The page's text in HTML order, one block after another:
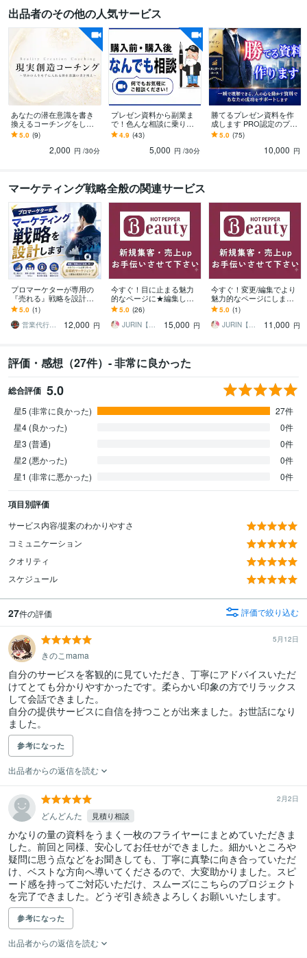
立教大学 2000年3月 ~ 2004年2月
語学力
英語
出品者のその他の人気サービス
あなたの潜在意識を書き
換えるコーチングをしま
す 新しいゴール、セルフ
イメージを獲得する現実
創造コーチング
5.0 (9)
2,000 円 /30分
プレゼン資料から副業ま
で！色んな相談に乗りま
す 私に答えられることな
ら何でも相談に乗りま
4.9 (43)
5,000 円 /30分
勝てるプレゼン資料を作
成します PRO認定のプレ
ゼン資料作成サービスを
お手軽に！
5.0 (75)
10,000 円
マーケティング戦略全般の関連サービス
プロマーケターが専用の
『売れる』戦略を設計し
ます モノ売り・コト売り
のプロが貴社専用に分析
から施策立案まで
5.0 (1)
営業代行・SNSのプロ 〜コアタクト〜
12,000 円
今すぐ！目に止まる魅力
的なページに★編集しま
す 丸投げ★24時間編集/運
用代行で予約したくなるH
PBサイトへ
5.0 (26)
JURIN【ジュリン】
15,000 円
今すぐ！変更/編集でより
魅力的なページにします
リピーター様限定サービ
ス（2回目以降）
5.0 (1)
JURIN【ジュリン】
11,000 円
評価・感想（27件）- 非常に良かった
総合評価 5.0
星5 (非常に良かった)
27件
星4 (良かった)
0件
星3 (普通)
0件
星2 (悪かった)
0件
星1 (非常に悪かった)
0件
項目別評価
サービス内容/提案のわかりやすさ
コミュニケーション
クオリティ
スケジュール
27件の評価 評価で絞り込む
5月12日
きのこmama
自分のサービスを客観的に見ていただき、丁寧にアドバイスいただ
けてとても分かりやすかったです。柔らかい印象の方でリラックス
して会話できました。
自分の提供サービスに自信を持つことが出来ました。お世話になり
ました。
参考になった
出品者からの返信を読む
2月2日
どんどんた 見積り相談
かなりの量の資料をうまく一枚のフライヤーにまとめていただきま
した。前回と同様、安心してお任せができました。細かいところや
疑問に思う点などをお聞きしても、丁寧に真摯に向き合っていただ
け、ベストな方向へ導いてくださるので、大変助かりました。スピ
ード感を持ってご対応いただけ、スムーズにこちらのプロジェクト
を完了できました。どうぞ引き続きよろしくお願いいたします。
参考になった
出品者からの返信を読む